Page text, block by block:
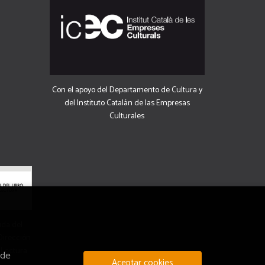
Con el apoyo del Departamento de Cultura y
del Instituto Catalán de las Empresas
Culturales